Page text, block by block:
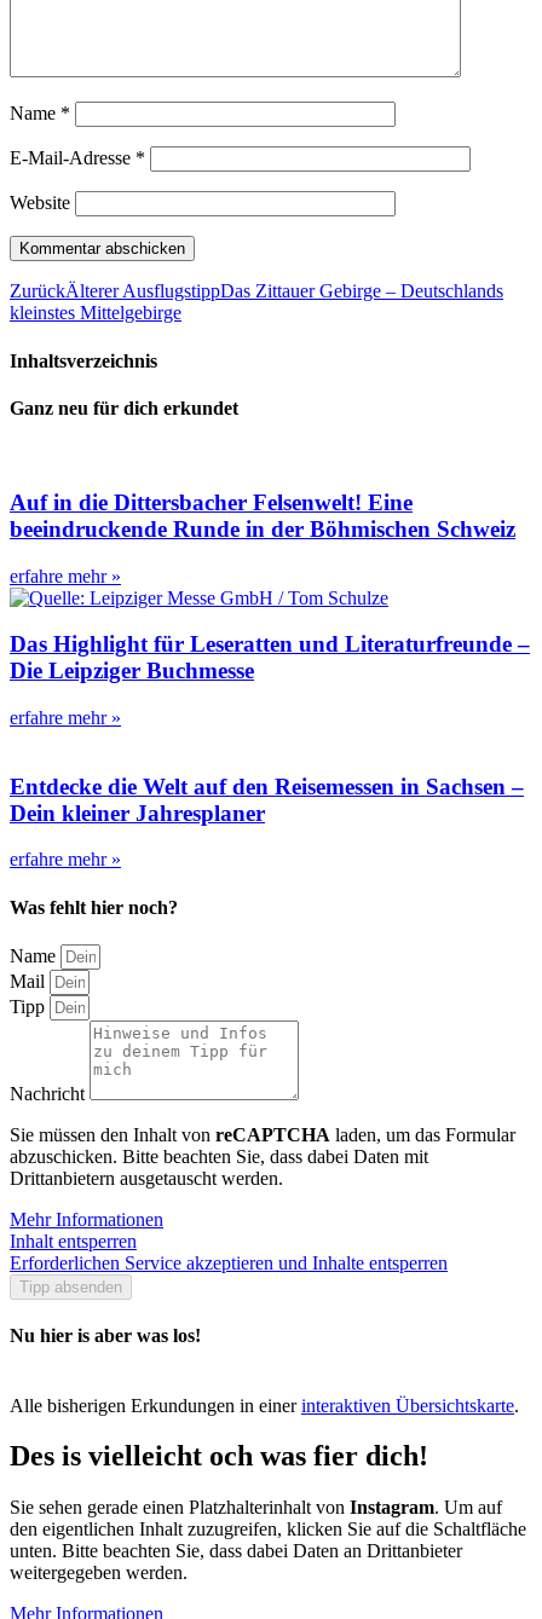
Name *
E-Mail-Adresse *
Website
ZurückÄlterer AusflugstippDas Zittauer Gebirge – Deutschlands
kleinstes Mittelgebirge
Inhaltsverzeichnis
Ganz neu für dich erkundet
Auf in die Dittersbacher Felsenwelt! Eine
beeindruckende Runde in der Böhmischen Schweiz
erfahre mehr »
Das Highlight für Leseratten und Literaturfreunde –
Die Leipziger Buchmesse
erfahre mehr »
Entdecke die Welt auf den Reisemessen in Sachsen –
Dein kleiner Jahresplaner
erfahre mehr »
Was fehlt hier noch?
Name
Mail
Tipp
Nachricht
Sie müssen den Inhalt von reCAPTCHA laden, um das Formular
abzuschicken. Bitte beachten Sie, dass dabei Daten mit
Drittanbietern ausgetauscht werden.
Mehr Informationen
Inhalt entsperren
Erforderlichen Service akzeptieren und Inhalte entsperren
Tipp absenden
Nu hier is aber was los!
Alle bisherigen Erkundungen in einerinteraktiven Übersichtskarte.
Des is vielleicht och was fier dich!
Sie sehen gerade einen Platzhalterinhalt von Instagram. Um auf
den eigentlichen Inhalt zuzugreifen, klicken Sie auf die Schaltfläche
unten. Bitte beachten Sie, dass dabei Daten an Drittanbieter
weitergegeben werden.
Mehr Informationen